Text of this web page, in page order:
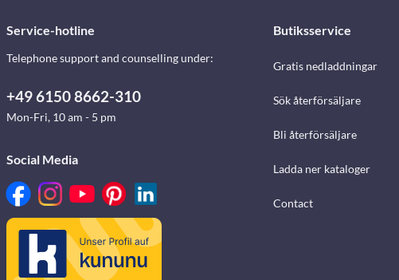
Service-hotline
Telephone support and counselling under:
+49 6150 8662-310
Mon-Fri, 10 am - 5 pm
Social Media
Butiksservice
Gratis nedladdningar
Sök återförsäljare
Bli återförsäljare
Ladda ner kataloger
Contact